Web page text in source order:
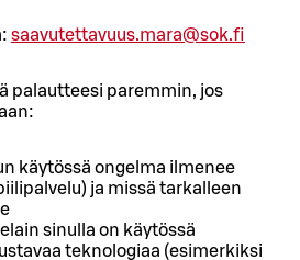
saavutettavuus.mara@sok.fi
palautteesi paremmin, jos
käytössä ongelma ilmenee
ja missä tarkalleen
sinulla on käytössä
teknologiaa (esimerkiksi